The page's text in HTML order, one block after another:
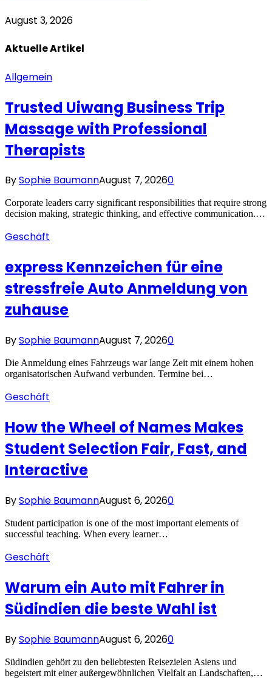
August 3, 2026
AktuelleArtikel
Allgemein
Trusted Uiwang Business Trip
Massage with Professional
Therapists
BySophie BaumannAugust 7, 20260
Corporate leaders carry significant responsibilities that require strong
decision making, strategic thinking, and effective communication.…
Geschäft
express Kennzeichen für eine
stressfreie Auto Anmeldung von
zuhause
BySophie BaumannAugust 7, 20260
Die Anmeldung eines Fahrzeugs war lange Zeit mit einem hohen
organisatorischen Aufwand verbunden. Termine bei…
Geschäft
How the Wheel of Names Makes
Student Selection Fair, Fast, and
Interactive
BySophie BaumannAugust 6, 20260
Student participation is one of the most important elements of
successful teaching. When every learner…
Geschäft
Warum ein Auto mit Fahrer in
Südindien die beste Wahl ist
BySophie BaumannAugust 6, 20260
Südindien gehört zu den beliebtesten Reisezielen Asiens und
begeistert mit einer außergewöhnlichen Vielfalt an Landschaften,…